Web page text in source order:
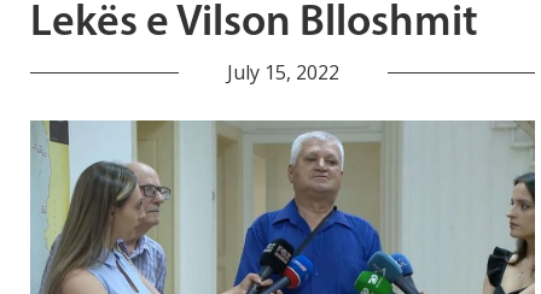
Lekës e Vilson Blloshmit
July 15, 2022